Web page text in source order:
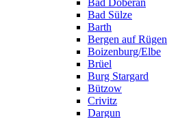
Bad Doberan
Bad Sülze
Barth
Bergen auf Rügen
Boizenburg/Elbe
Brüel
Burg Stargard
Bützow
Crivitz
Dargun